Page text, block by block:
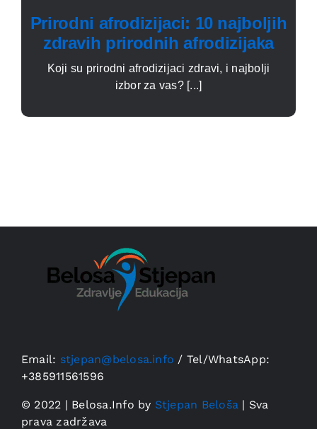
Prirodni afrodizijaci: 10 najboljih
zdravih prirodnih afrodizijaka
Koji su prirodni afrodizijaci zdravi, i najbolji
izbor za vas? [...]
Email: stjepan@belosa.info / Tel/WhatsApp:
+385911561596
© 2022 | Belosa.Info by Stjepan Beloša | Sva
prava zadržava